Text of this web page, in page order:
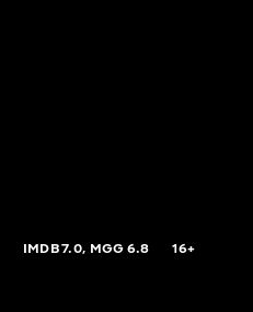
IMDB7.0, MGG6.8 16+